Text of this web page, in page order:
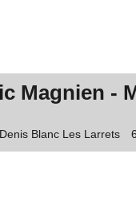
Magnien -
Blanc Les Larrets